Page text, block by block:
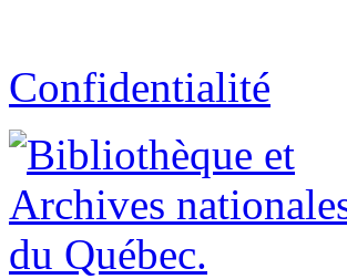
Confidentialité